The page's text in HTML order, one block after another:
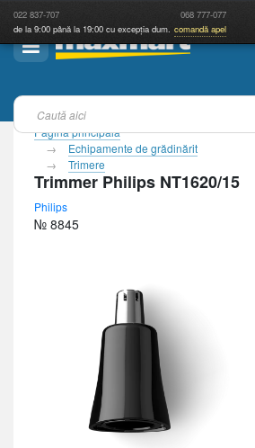
022 837-707 068 777-077
de la 9:00 până la 19:00 cu excepția dum. comandă apel
Pagina principală
Echipamente de grădinărit
Trimere
Trimmer Philips NT1620/15
Philips
№ 8845